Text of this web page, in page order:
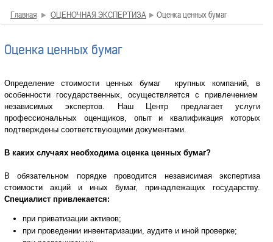
Главная ОЦЕНОЧНАЯ ЭКСПЕРТИЗА Оценка ценных бумаг
Оценка ценных бумаг
Определение стоимости ценных бумаг крупных компаний, в
особенности государственных, осуществляется с привлечением
независимых экспертов. Наш Центр предлагает услуги
профессиональных оценщиков, опыт и квалификация которых
подтверждены соответствующими документами.
В каких случаях необходима оценка ценных бумаг?
В обязательном порядке проводится независимая экспертиза
стоимости акций и иных бумаг, принадлежащих государству.
Специалист привлекается:
при приватизации активов;
при проведении инвентаризации, аудите и иной проверке;